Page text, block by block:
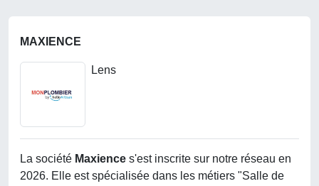
MAXIENCE
Lens
La société Maxience s'est inscrite sur notre réseau en
2026. Elle est spécialisée dans les métiers "Salle de